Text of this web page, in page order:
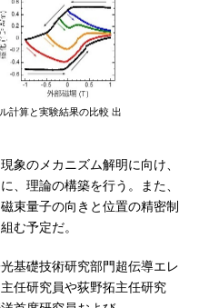
計算と実験結果の比較 出
象のメカニズム解明に向け、
、理論の構築を行う。また、
束量子の向きと位置の精密制
む予定だ。
基礎技術研究部門超伝導エレ
任研究員や荻野拓主任研究